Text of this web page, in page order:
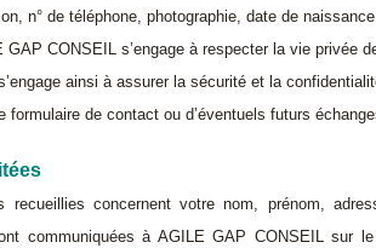
n° de téléphone, photographie, date de
GAP CONSEIL s’engage à respecter la vie privée
ainsi à assurer la sécurité et la
formulaire de contact ou d’éventuels futurs
recueillies concernent votre nom, prénom,
communiquées à AGILE GAP CONSEIL sur